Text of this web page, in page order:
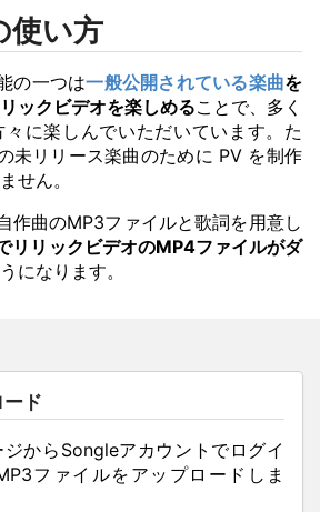
い方
の一つは一般公開されている楽曲を
ックビデオを楽しめることで、多く
に楽しんでいただいています。た
未リリース楽曲のために PV を制作
せん。
作曲のMP3ファイルと歌詞を用意し
リリックビデオのMP4ファイルがダ
になります。
ド
ジからSongleアカウントでログイ
ファイルをアップロードしま